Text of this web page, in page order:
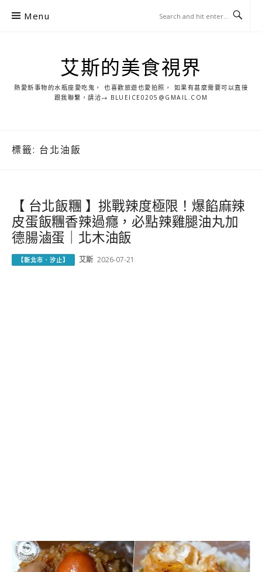
Menu
艾斯的美食視界
熱愛新事物的水瓶座愛吃鬼， 也喜歡旅遊也愛拍照， 如果有甚麼需要可以直接
跟我聯繫，請洽→ BLUEICE0205@GMAIL.COM
標籤: 台北油飯
【 台北飯糰 】挑戰辣度極限！爆餡麻辣
皮蛋飯糰香辣過癮，必點辣雞腿油丸加
德腸滷蛋｜北木油飯
【新北市．汐止】 艾斯 2026-07-21